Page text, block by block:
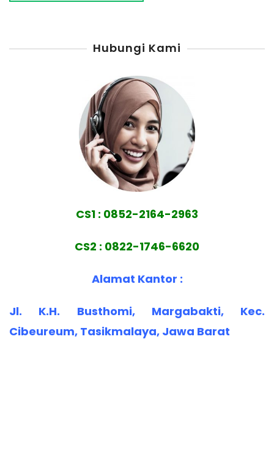
Hubungi Kami
CS1 : 0852-2164-2963
CS2 : 0822-1746-6620
Alamat Kantor :
Jl. K.H. Busthomi, Margabakti, Kec.
Cibeureum, Tasikmalaya, Jawa Barat